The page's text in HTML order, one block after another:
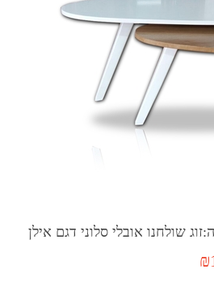
שולחנו אובלי סלוני דגם אילן